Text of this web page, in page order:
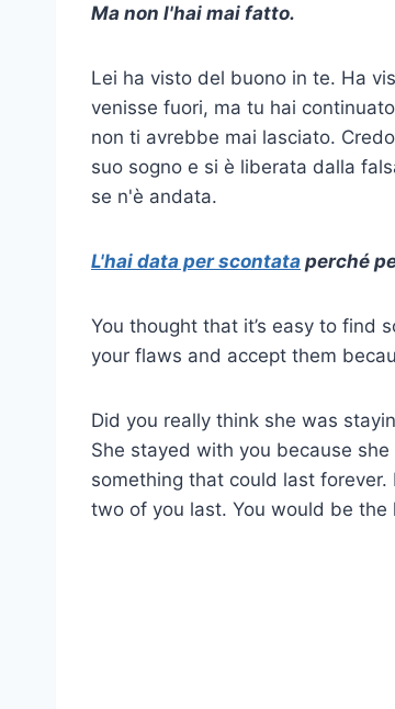
Ma non l'hai mai fatto.
Lei ha visto del buono in te. Ha
venisse fuori, ma tu hai
non ti avrebbe mai lasciato.
suo sogno e si è liberata dalla
se n'è andata.
L'hai data per scontata perché
You thought that it’s easy to find
your flaws and accept them
Did you really think she was
She stayed with you because
something that could last
two of you last. You would be the